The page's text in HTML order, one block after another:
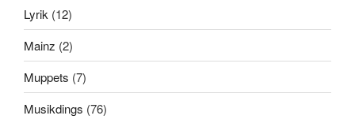
Lyrik (12)
Mainz (2)
Muppets (7)
Musikdings (76)